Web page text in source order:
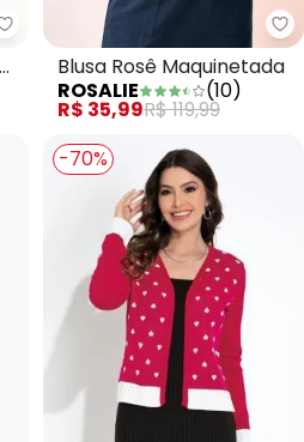
Rosalie - Cardigan Floral
Blusa Rosê Maquinetada
ROSALIE
(10)
R$ 35,99R$ 119,99
-70%